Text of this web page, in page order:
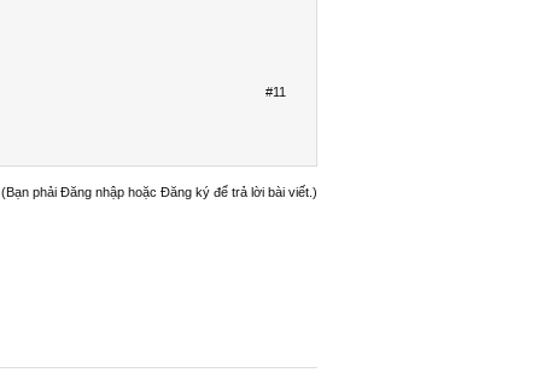
#11
(Bạn phải Đăng nhập hoặc Đăng ký để trả lời bài viết.)